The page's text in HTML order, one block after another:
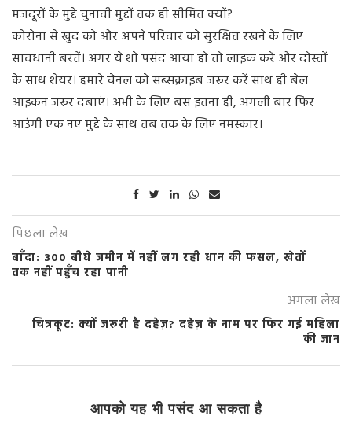
मजदूरों के मुद्दे चुनावी मुद्दों तक ही सीमित क्यों?
कोरोना से खुद को और अपने परिवार को सुरक्षित रखने के लिए
सावधानी बरतें। अगर ये शो पसंद आया हो तो लाइक करें और दोस्तों
के साथ शेयर। हमारे चैनल को सब्सक्राइब जरूर करें साथ ही बेल
आइकन जरूर दबाएं। अभी के लिए बस इतना ही, अगली बार फिर
आउंगी एक नए मुद्दे के साथ तब तक के लिए नमस्कार।
पिछला लेख
बाँदा: 300 बीघे जमीन में नहीं लग रही धान की फसल, खेतों
तक नहीं पहुँच रहा पानी
अगला लेख
चित्रकूट: क्यों जरूरी है दहेज़? दहेज़ के नाम पर फिर गई महिला
की जान
आपको यह भी पसंद आ सकता है